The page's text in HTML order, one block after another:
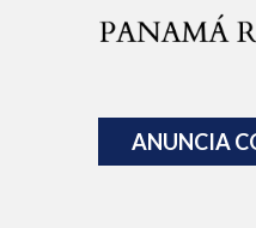
ANUNCIA